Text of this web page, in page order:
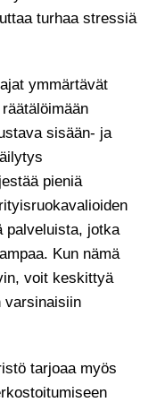
turhaa stressiä
ymmärtävät
sisään- ja
pieniä
palveluista, jotka
Kun nämä
voit keskittyä
varsinaisiin
tarjoaa myös